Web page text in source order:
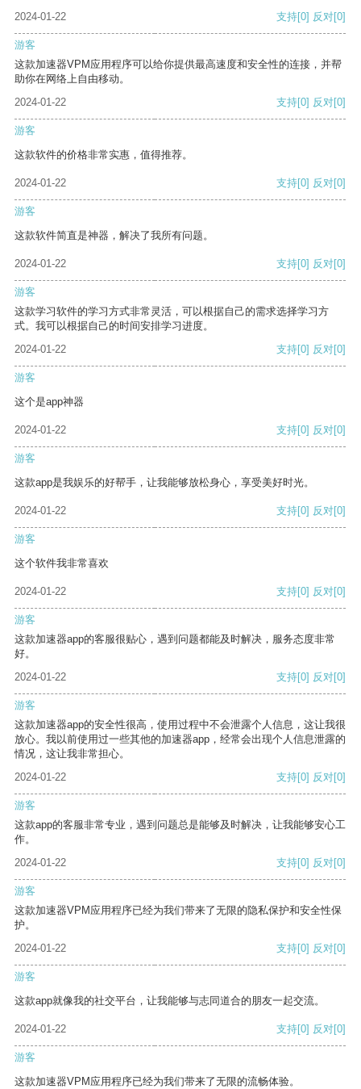
2024-01-22 支持[0] 反对[0]
游客
这款加速器VPM应用程序可以给你提供最高速度和安全性的连接，并帮
助你在网络上自由移动。
2024-01-22
支持[0] 反对[0]
游客
这款软件的价格非常实惠，值得推荐。
2024-01-22 支持[0] 反对[0]
游客
这款软件简直是神器，解决了我所有问题。
2024-01-22 支持[0] 反对[0]
游客
这款学习软件的学习方式非常灵活，可以根据自己的需求选择学习方
式。我可以根据自己的时间安排学习进度。
2024-01-22
支持[0] 反对[0]
游客
这个是app神器
2024-01-22 支持[0] 反对[0]
游客
这款app是我娱乐的好帮手，让我能够放松身心，享受美好时光。
2024-01-22 支持[0] 反对[0]
游客
这个软件我非常喜欢
2024-01-22 支持[0] 反对[0]
游客
这款加速器app的客服很贴心，遇到问题都能及时解决，服务态度非常
好。
2024-01-22
支持[0] 反对[0]
游客
这款加速器app的安全性很高，使用过程中不会泄露个人信息，这让我很
放心。我以前使用过一些其他的加速器app，经常会出现个人信息泄露的
情况，这让我非常担心。
2024-01-22
支持[0] 反对[0]
游客
这款app的客服非常专业，遇到问题总是能够及时解决，让我能够安心工
作。
2024-01-22
支持[0] 反对[0]
游客
这款加速器VPM应用程序已经为我们带来了无限的隐私保护和安全性保
护。
2024-01-22
支持[0] 反对[0]
游客
这款app就像我的社交平台，让我能够与志同道合的朋友一起交流。
2024-01-22 支持[0] 反对[0]
游客
这款加速器VPM应用程序已经为我们带来了无限的流畅体验。